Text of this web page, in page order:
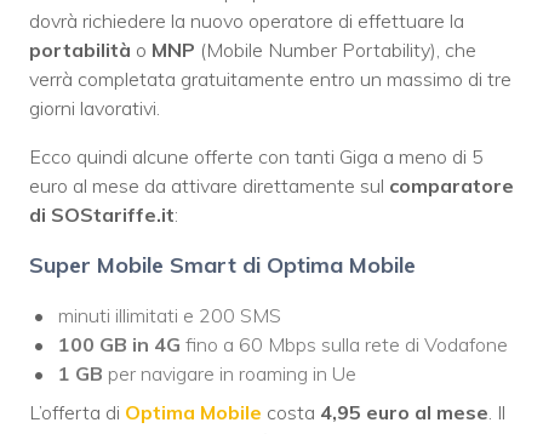
dovrà richiedere la nuovo operatore di effettuare la
portabilità o MNP (Mobile Number Portability), che
verrà completata gratuitamente entro un massimo di tre
giorni lavorativi.
Ecco quindi alcune offerte con tanti Giga a meno di 5
euro al mese da attivare direttamente sul comparatore
di SOStariffe.it:
Super Mobile Smart di Optima Mobile
minuti illimitati e 200 SMS
100 GB in 4G fino a 60 Mbps sulla rete di Vodafone
1 GB per navigare in roaming in Ue
L’offerta di Optima Mobile costa 4,95 euro al mese . Il